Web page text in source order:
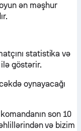
ən məşhur
statistika və
göstərir.
oynayacağı
son 10
və bizim